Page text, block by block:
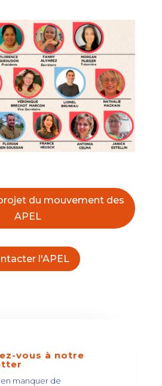
du mouvement des
APEL
l'APEL
vous à notre
manquer de